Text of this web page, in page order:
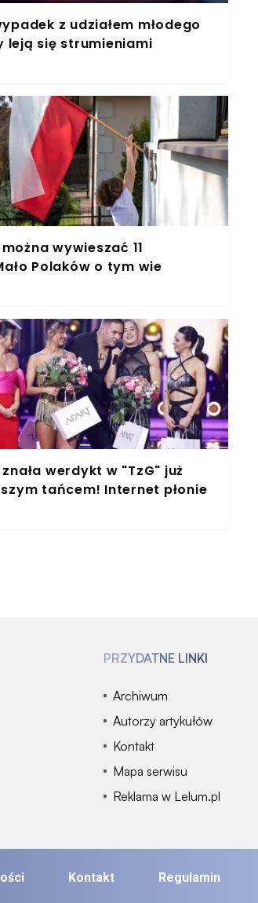
z udziałem młodego
leją się strumieniami
wywieszać 11
Polaków o tym wie
werdykt w "TzG" już
tańcem! Internet płonie
PRZYDATNE LINKI
Archiwum
Autorzy artykułów
Kontakt
Mapa serwisu
Reklama w Lelum.pl
Kontakt Regulamin